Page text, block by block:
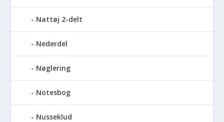
Nattøj 2-delt
Nederdel
Nøglering
Notesbog
Nusseklud